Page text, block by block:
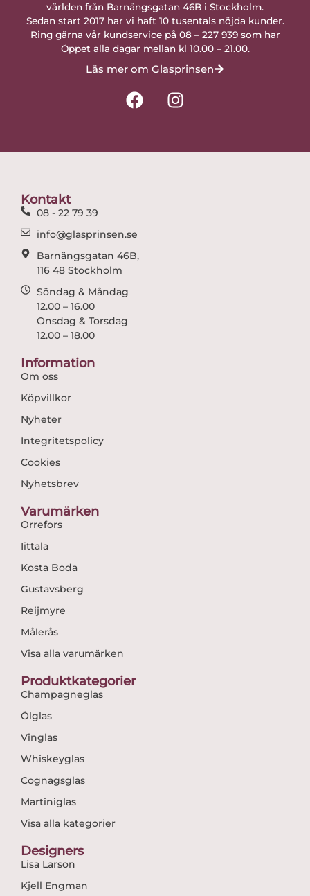
världen från Barnängsgatan 46B i Stockholm.
Sedan start 2017 har vi haft 10 tusentals nöjda kunder.
Ring gärna vår kundservice på 08 – 227 939 som har
Öppet alla dagar mellan kl 10.00 – 21.00.
Läs mer om Glasprinsen
F
a
I
n
Kontakt
08 - 22 79 39
info@glasprinsen.se
Barnängsgatan 46B,
116 48 Stockholm
Söndag & Måndag
12.00 – 16.00
Onsdag & Torsdag
12.00 – 18.00
Information
Om oss
Köpvillkor
Nyheter
Integritetspolicy
Cookies
Nyhetsbrev
Varumärken
Orrefors
Iittala
Kosta Boda
Gustavsberg
Reijmyre
Målerås
Visa alla varumärken
Produktkategorier
Champagneglas
Ölglas
Vinglas
Whiskeyglas
Cognagsglas
Martiniglas
Visa alla kategorier
Designers
Lisa Larson
Kjell Engman